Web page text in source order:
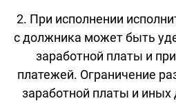
2. При исполнении
с должника может быть
заработной платы и
платежей. Ограничение
заработной платы и